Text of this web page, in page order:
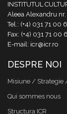
INSTITUTUL
Aleea Alexandru
Tel.: (+4) 031 71 00
Fax: (+4) 031 71 00
E-mail: icr@icr.ro
DESPRE NOI
Misiune / Strategie
Qui sommes nous
Structura ICR